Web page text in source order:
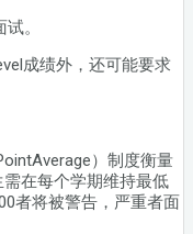
。
成绩外，还可能要求
）制度衡量
在每个学期维持最低
者将被警告，严重者面